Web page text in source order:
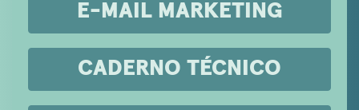
E-MAIL MARKETING
CADERNO TÉCNICO